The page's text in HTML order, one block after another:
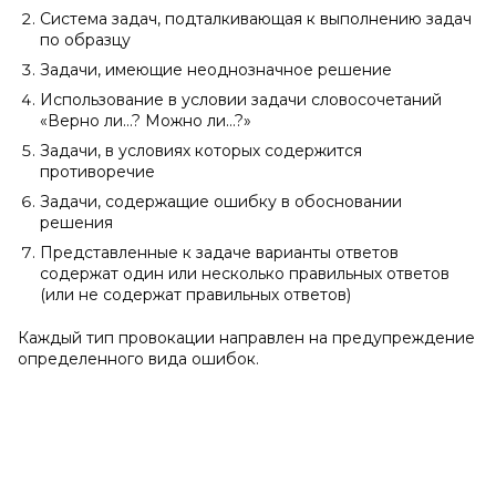
Система задач, подталкивающая к выполнению задач
по образцу
Задачи, имеющие неоднозначное решение
Использование в условии задачи словосочетаний
«Верно ли…? Можно ли…?»
Задачи, в условиях которых содержится
противоречие
Задачи, содержащие ошибку в обосновании
решения
Представленные к задаче варианты ответов
содержат один или несколько правильных ответов
(или не содержат правильных ответов)
Каждый тип провокации направлен на предупреждение
определенного вида ошибок.